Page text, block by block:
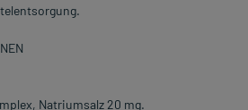
Natriumsalz 20 mg.